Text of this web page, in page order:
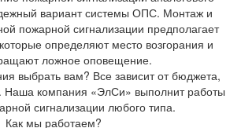
вариант системы ОПС. Монтаж и
пожарной сигнализации предполагает
определяют место возгорания и
ложное оповещение.
выбрать вам? Все зависит от бюджета,
Наша компания «ЭлСи» выполнит работы
сигнализации любого типа.
Как мы работаем?